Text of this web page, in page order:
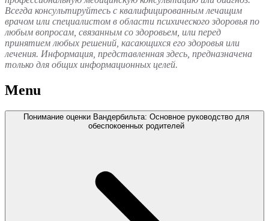
Всегда консультируйтесь с квалифицированным лечащим
врачом или специалистом в области психического здоровья по
любым вопросам, связанным со здоровьем, или перед
принятием любых решений, касающихся его здоровья или
лечения. Информация, представленная здесь, предназначена
только для общих информационных целей.
Menu
Понимание оценки Вандербильта: Основное руководство для
обеспокоенных родителей